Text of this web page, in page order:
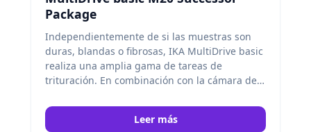
Package
Independientemente de si las muestras son
duras, blandas o fibrosas, IKA MultiDrive basic
realiza una amplia gama de tareas de
trituración. En combinación con la cámara de
especialmente adecuada para la molienda en
seco de sustancias duras y quebradizas. IKA
Leer más